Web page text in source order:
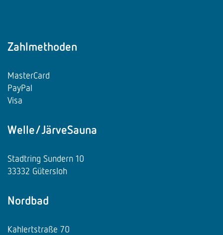
Zahlmethoden
MasterCard
PayPal
Visa
Welle/JärveSauna
Stadtring Sundern 10
33332 Gütersloh
Nordbad
Kahlertstraße 70